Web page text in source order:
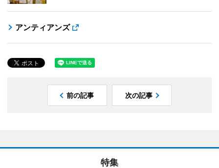
アンティアンズ
前の記事 次の記事
特集